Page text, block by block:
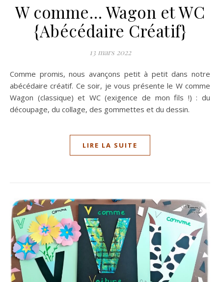
W comme… Wagon et WC
{Abécédaire Créatif}
13 mars 2022
Comme promis, nous avançons petit à petit dans notre
abécédaire créatif. Ce soir, je vous présente le W comme
Wagon (classique) et WC (exigence de mon fils !) : du
découpage, du collage, des gommettes et du dessin.
LIRE LA SUITE